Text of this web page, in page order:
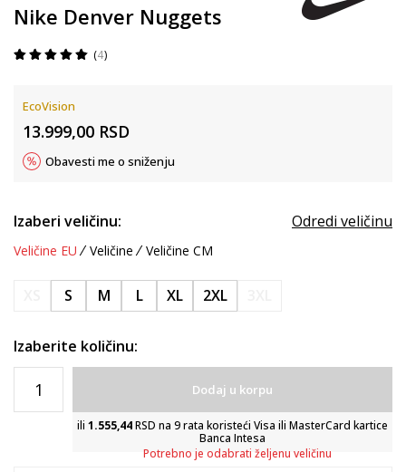
Nike Denver Nuggets
4
EcoVision
13.999,00 RSD
Obavesti me o sniženju
Izaberi veličinu: Odredi veličinu
Veličine EU Veličine Veličine CM
S M L XL 2XL
Izaberite količinu:
Dodaj u korpu
ili 1.555,44RSD na 9 rata koristeći Visa ili MasterCard kartice
Banca Intesa
Potrebno je odabrati željenu veličinu